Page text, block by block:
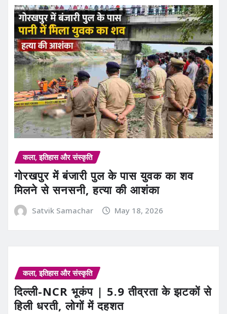
कला, इतिहास और संस्कृति
गोरखपुर में बंजारी पुल के पास युवक का शव
मिलने से सनसनी, हत्या की आशंका
Satvik Samachar May 18, 2026
कला, इतिहास और संस्कृति
दिल्ली-NCR भूकंप | 5.9 तीव्रता के झटकों से
हिली धरती, लोगों में दहशत